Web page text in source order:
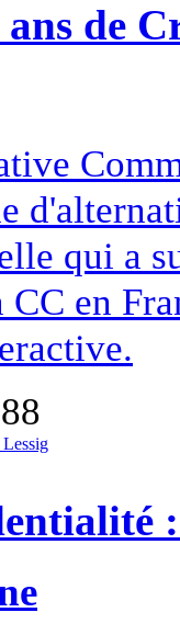
de
qui a
CC en